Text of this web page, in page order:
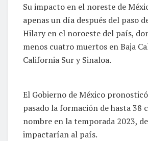
Su impacto en el noreste de
apenas un día después del paso
Hilary en el noroeste del país,
menos cuatro muertos en Baja
California Sur y Sinaloa.
El Gobierno de México
pasado la formación de hasta 38
nombre en la temporada 2023,
impactarían al país.